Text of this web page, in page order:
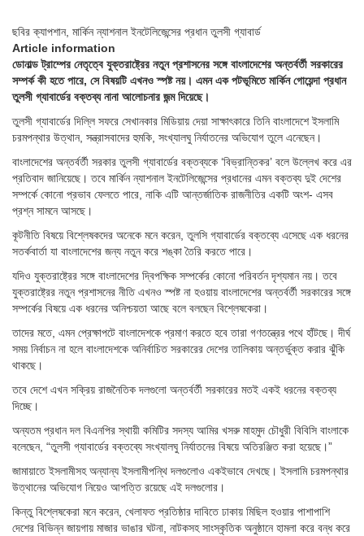
ছবির ক্যাপশান, মার্কিন ন্যাশনাল ইনটেলিজেন্সের প্রধান তুলসী গ্যাবার্ড
Article information
ডোনাল্ড ট্রাম্পের নেতৃত্বে যুক্তরাষ্ট্রের নতুন প্রশাসনের সঙ্গে বাংলাদেশের অন্তর্বর্তী সরকারের
সম্পর্ক কী হতে পারে, সে বিষয়টি এখনও স্পষ্ট নয়। এমন এক পটভূমিতে মার্কিন গোয়েন্দা প্রধান
তুলসী গ্যাবার্ডের বক্তব্য নানা আলোচনার জন্ম দিয়েছে।
তুলসী গ্যাবার্ডের দিল্লি সফরে সেখানকার মিডিয়ায় দেয়া সাক্ষাৎকারে তিনি বাংলাদেশে ইসলামি
চরমপন্থার উত্থান, সন্ত্রাসবাদের হুমকি, সংখ্যালঘু নির্যাতনের অভিযোগ তুলে এনেছেন।
বাংলাদেশের অন্তর্বর্তী সরকার তুলসী গ্যাবার্ডের বক্তব্যকে ‘বিভ্রান্তিকর’ বলে উল্লেখ করে এর
প্রতিবাদ জানিয়েছে। তবে মার্কিন ন্যাশনাল ইনটেলিজেন্সের প্রধানের এমন বক্তব্য দুই দেশের
সম্পর্কে কোনো প্রভাব ফেলতে পারে, নাকি এটি আন্তর্জাতিক রাজনীতির একটি অংশ- এসব
প্রশ্ন সামনে আসছে।
কূটনীতি বিষয়ে বিশ্লেষকদের অনেকে মনে করেন, তুলসি গ্যাবার্ডের বক্তব্যে এসেছে এক ধরনের
সতর্কবার্তা যা বাংলাদেশের জন্য নতুন করে শঙ্কা তৈরি করতে পারে।
যদিও যুক্তরাষ্ট্রের সঙ্গে বাংলাদেশের দ্বিপক্ষিক সম্পর্কের কোনো পরিবর্তন দৃশ্যমান নয়। তবে
যুক্তরাষ্ট্রের নতুন প্রশাসনের নীতি এখনও স্পষ্ট না হওয়ায় বাংলাদেশের অন্তর্বর্তী সরকারের সঙ্গে
সম্পর্কের বিষয়ে এক ধরনের অনিশ্চয়তা আছে বলে বলছেন বিশ্লেষকেরা।
তাদের মতে, এমন প্রেক্ষাপটে বাংলাদেশকে প্রমাণ করতে হবে তারা গণতন্ত্রের পথে হাঁটছে। দীর্ঘ
সময় নির্বাচন না হলে বাংলাদেশকে অনির্বাচিত সরকারের দেশের তালিকায় অন্তর্ভুক্ত করার ঝুঁকি
থাকছে।
তবে দেশে এখন সক্রিয় রাজনৈতিক দলগুলো অন্তর্বর্তী সরকারের মতই একই ধরনের বক্তব্য
দিচ্ছে।
অন্যতম প্রধান দল বিএনপির স্থায়ী কমিটির সদস্য আমির খসরু মাহমুদ চৌধুরী বিবিসি বাংলাকে
বলেছেন, “তুলসী গ্যাবার্ডের বক্তব্যে সংখ্যালঘু নির্যাতনের বিষয়ে অতিরঞ্জিত করা হয়েছে।”
জামায়াতে ইসলামীসহ অন্যান্য ইসলামীপন্থি দলগুলোও একইভাবে দেখছে। ইসলামি চরমপন্থার
উত্থানের অভিযোগ নিয়েও আপত্তি রয়েছে এই দলগুলোর।
কিন্তু বিশ্লেষকেরা মনে করেন, খেলাফত প্রতিষ্ঠার দাবিতে ঢাকায় মিছিল হওয়ার পাশাপাশি
দেশের বিভিন্ন জায়গায় মাজার ভাঙার ঘটনা, নাটকসহ সাংস্কৃতিক অনুষ্ঠানে হামলা করে বন্ধ করে